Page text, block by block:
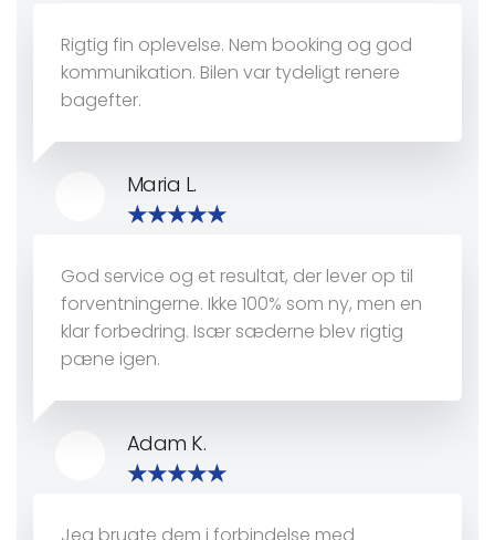
Rigtig fin oplevelse. Nem booking og god
kommunikation. Bilen var tydeligt renere
bagefter.
Maria L.
God service og et resultat, der lever op til
forventningerne. Ikke 100% som ny, men en
klar forbedring. Især sæderne blev rigtig
pæne igen.
Adam K.